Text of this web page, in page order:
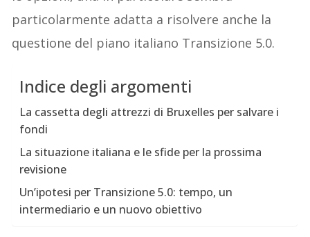
particolarmente adatta a risolvere anche la
questione del piano italiano Transizione 5.0.
Indice degli argomenti
La cassetta degli attrezzi di Bruxelles per salvare i
fondi
La situazione italiana e le sfide per la prossima
revisione
Un’ipotesi per Transizione 5.0: tempo, un
intermediario e un nuovo obiettivo